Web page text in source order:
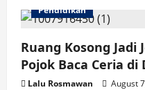
Pendidikan
Ruang Kosong Jadi
Pojok Baca Ceria
Lalu Rosmawan August